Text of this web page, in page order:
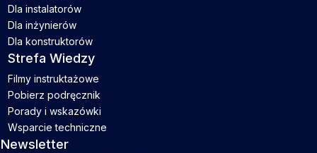
Dla instalatorów
Dla inżynierów
Dla konstruktorów
Strefa Wiedzy
Filmy instruktażowe
Pobierz podręcznik
Porady i wskazówki
Wsparcie techniczne
Newsletter